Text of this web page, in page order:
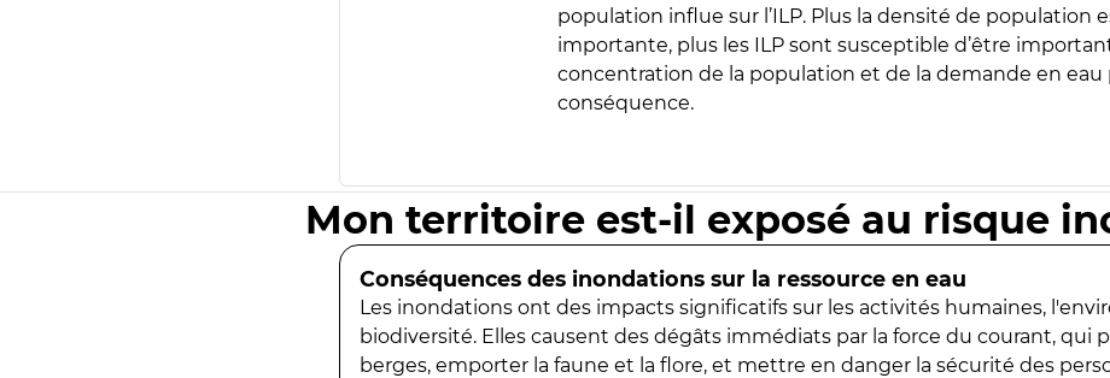
population influe sur l’ILP. Plus la densité de population
importante, plus les ILP sont susceptible d’être
concentration de la population et de la demande en eau
conséquence.
Mon territoire est-il exposé au risque
Conséquences des inondations sur la ressource en eau
Les inondations ont des impacts significatifs sur les activités humaines,
biodiversité. Elles causent des dégâts immédiats par la force du courant, qui
berges, emporter la faune et la flore, et mettre en danger la sécurité des